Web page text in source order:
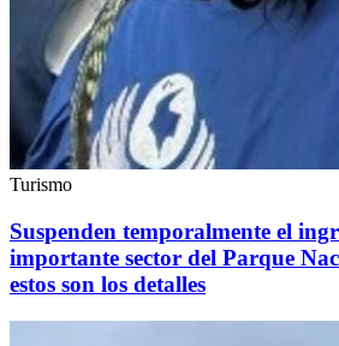
Turismo
Suspenden temporalmente el
importante sector del Parque
estos son los detalles